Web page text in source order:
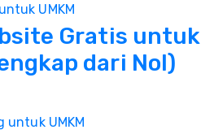
Gratis untuk
dari Nol)